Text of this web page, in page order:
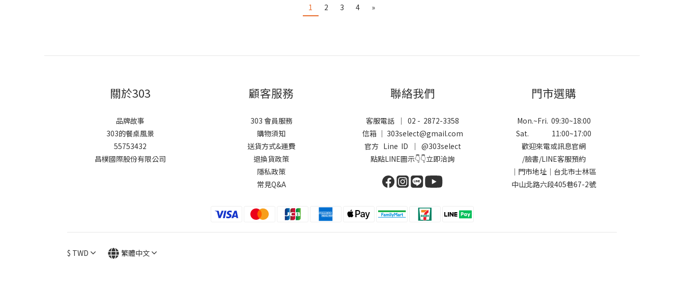
1 2 3 4 »
關於303
品牌故事
303的餐桌風景
55753432
昌樸國際股份有限公司
顧客服務
303 會員服務
購物須知
送貨方式&運費
退換貨政策
隱私政策
常見Q&A
聯絡我們
客服電話 ｜ 02 - 2872-3358
信箱 ｜ 303select@gmail.com
官方 Line ID ｜ @303select
點點LINE圖示👇👇立即洽詢
門市選購
Mon.~Fri. 09:30~18:00
Sat. 11:00~17:00
歡迎來電或訊息官網
/臉書/LINE客服預約
｜門市地址｜台北市士林區
中山北路六段405巷67-2號
$ TWD 繁體中文